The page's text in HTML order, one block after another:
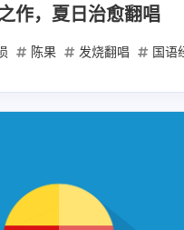
作，夏日治愈翻唱
陈果 发烧翻唱 国语经